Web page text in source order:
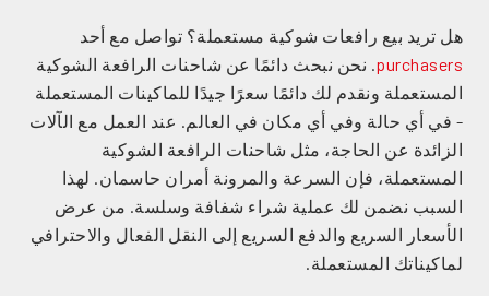
هل تريد بيع رافعات شوكية مستعملة؟ تواصل مع أحد
purchasers. نحن نبحث دائمًا عن شاحنات الرافعة الشوكية
المستعملة ونقدم لك دائمًا سعرًا جيدًا للماكينات المستعملة
- في أي حالة وفي أي مكان في العالم. عند العمل مع الآلات
الزائدة عن الحاجة، مثل شاحنات الرافعة الشوكية
المستعملة، فإن السرعة والمرونة أمران حاسمان. لهذا
السبب نضمن لك عملية شراء شفافة وسلسة. من عرض
الأسعار السريع والدفع السريع إلى النقل الفعال والاحترافي
لماكيناتك المستعملة.